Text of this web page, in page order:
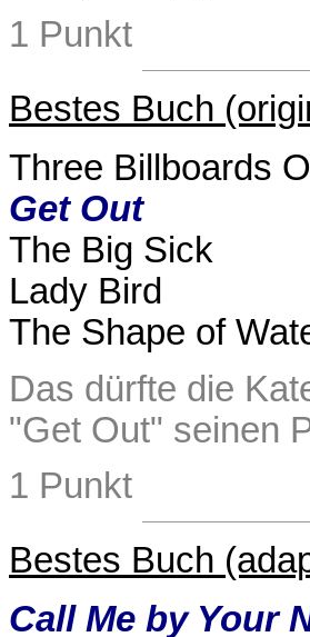
1 Punkt
Bestes Buch
Three Billboards
Get Out
The Big Sick
Lady Bird
The Shape of
Das dürfte die
"Get Out" seinen
1 Punkt
Bestes Buch
Call Me by Your